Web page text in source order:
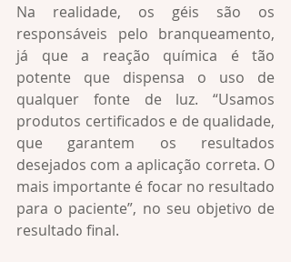
Na realidade, os géis são os
responsáveis pelo branqueamento,
já que a reação química é tão
potente que dispensa o uso de
qualquer fonte de luz. “Usamos
produtos certificados e de qualidade,
que garantem os resultados
desejados com a aplicação correta. O
mais importante é focar no resultado
para o paciente”, no seu objetivo de
resultado final.